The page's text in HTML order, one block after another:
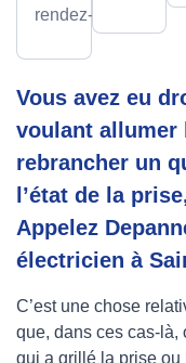
rendez-vous
Vous avez eu
voulant allumer
rebrancher un
l’état de la
Appelez
électricien à
C’est une chose
que, dans ces cas-là,
qui a grillé la prise ou